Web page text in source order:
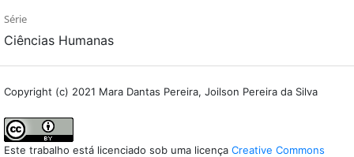
Série
Ciências Humanas
Copyright (c) 2021 Mara Dantas Pereira, Joilson Pereira da Silva
Este trabalho está licenciado sob uma licença Creative Commons